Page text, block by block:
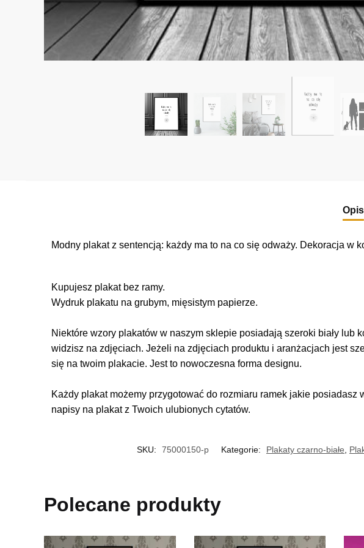
Opis
Modny plakat z sentencją: każdy ma to na co się odważy. Dekoracja w
Kupujesz plakat bez ramy.
Wydruk plakatu na grubym, mięsistym papierze.
Niektóre wzory plakatów w naszym sklepie posiadają szeroki biały lub
widzisz na zdjęciach. Jeżeli na zdjęciach produktu i aranżacjach jest
się na twoim plakacie. Jest to nowoczesna forma designu.
Każdy plakat możemy przygotować do rozmiaru ramek jakie
napisy na plakat z Twoich ulubionych cytatów.
SKU: 75000150-p Kategorie: Plakaty czarno-białe,
Polecane produkty